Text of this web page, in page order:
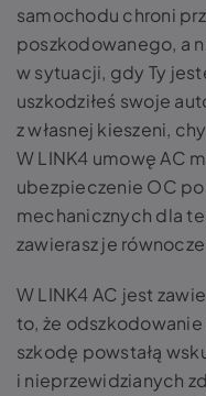
samochodu chroni
poszkodowanego, a
w sytuacji, gdy Ty
uszkodziłeś swoje
z własnej kieszeni,
W LINK4 umowę AC
ubezpieczenie OC
mechanicznych dla
zawierasz je
W LINK4 AC jest
to, że
szkodę powstałą
i nieprzewidzianych